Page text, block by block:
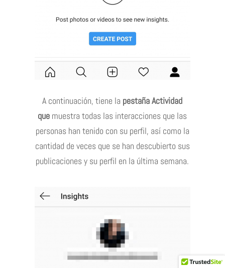
A continuación, tiene la pestaña Actividad
que muestra todas las interacciones que las
personas han tenido con su perfil, así como la
cantidad de veces que se han descubierto sus
publicaciones y su perfil en la última semana.